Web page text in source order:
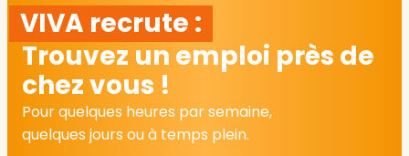
VIVA recrute :
Trouvez un emploi près de
chez vous !
Pour quelques heures par semaine,
quelques jours ou à temps plein.